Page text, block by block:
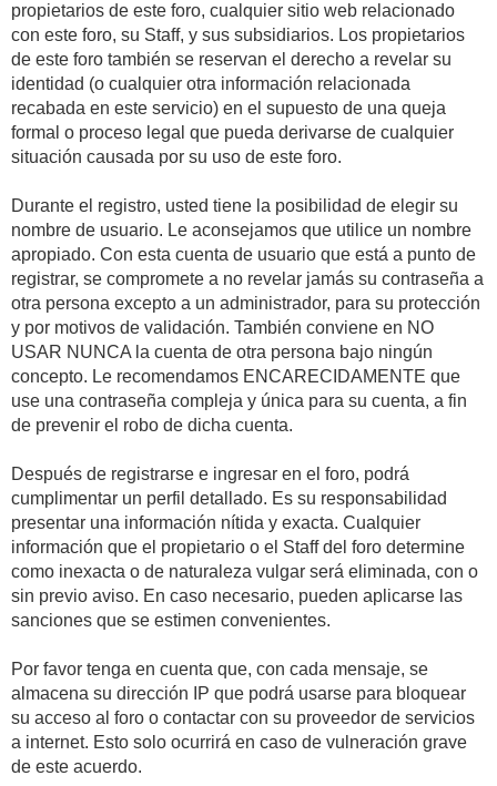
propietarios de este foro, cualquier sitio web relacionado
con este foro, su Staff, y sus subsidiarios. Los propietarios
de este foro también se reservan el derecho a revelar su
identidad (o cualquier otra información relacionada
recabada en este servicio) en el supuesto de una queja
formal o proceso legal que pueda derivarse de cualquier
situación causada por su uso de este foro.
Durante el registro, usted tiene la posibilidad de elegir su
nombre de usuario. Le aconsejamos que utilice un nombre
apropiado. Con esta cuenta de usuario que está a punto de
registrar, se compromete a no revelar jamás su contraseña a
otra persona excepto a un administrador, para su protección
y por motivos de validación. También conviene en NO
USAR NUNCA la cuenta de otra persona bajo ningún
concepto. Le recomendamos ENCARECIDAMENTE que
use una contraseña compleja y única para su cuenta, a fin
de prevenir el robo de dicha cuenta.
Después de registrarse e ingresar en el foro, podrá
cumplimentar un perfil detallado. Es su responsabilidad
presentar una información nítida y exacta. Cualquier
información que el propietario o el Staff del foro determine
como inexacta o de naturaleza vulgar será eliminada, con o
sin previo aviso. En caso necesario, pueden aplicarse las
sanciones que se estimen convenientes.
Por favor tenga en cuenta que, con cada mensaje, se
almacena su dirección IP que podrá usarse para bloquear
su acceso al foro o contactar con su proveedor de servicios
a internet. Esto solo ocurrirá en caso de vulneración grave
de este acuerdo.